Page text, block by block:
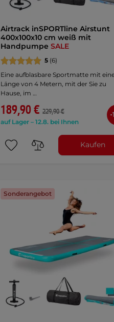
Airtrack inSPORTline Airstunt
400x100x10 cm weiß mit
Handpumpe SALE
5 (6)
Eine aufblasbare Sportmatte mit
Länge von 4 Metern, mit der Sie zu
Hause, im …
189,90 € 229,90 €
auf Lager – 12.8. bei Ihnen
-
Kaufen
Sonderangebot